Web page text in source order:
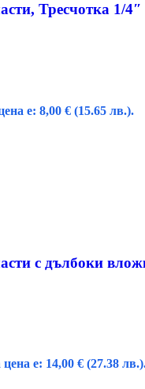
Тресчотка 1/
е: 8,00 € (15.65 лв.).
с дълбоки
е: 14,00 € (27.38